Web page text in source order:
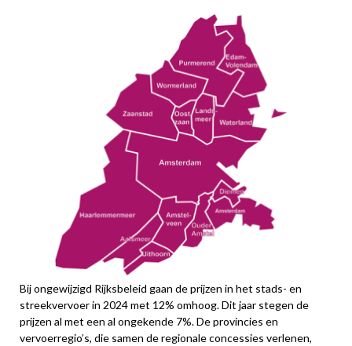
Bij ongewijzigd Rijksbeleid gaan de prijzen in het stads- en
streekvervoer in 2024 met 12% omhoog. Dit jaar stegen de
prijzen al met een al ongekende 7%. De provincies en
vervoerregio’s, die samen de regionale concessies verlenen,